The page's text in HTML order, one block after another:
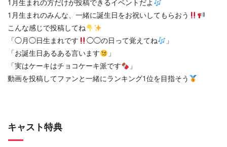
1月生まれの方だけが投稿できるイベントだよ
1月生まれのみんな、一緒に誕生日をお祝いしてもらおう
こんな感じで投稿してね
「◯月◯日生まれです
◯◯の日って覚えてね
」
「お誕生日あるある言います
」
「実はケーキはチョコケーキ派です
」
動画を投稿してファンと一緒にランキング1位を目指そう
キャスト特典